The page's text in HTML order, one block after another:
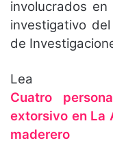
involucrados
investigativo
de
Lea
Cuatro
extorsivo en La
maderero